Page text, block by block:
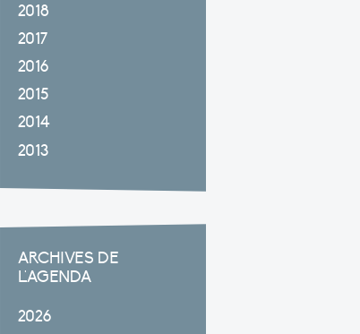
2018
2017
2016
2015
2014
2013
ARCHIVES DE
L'AGENDA
2026